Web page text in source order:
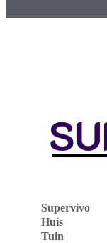
Supervivo
Huis
Tuin